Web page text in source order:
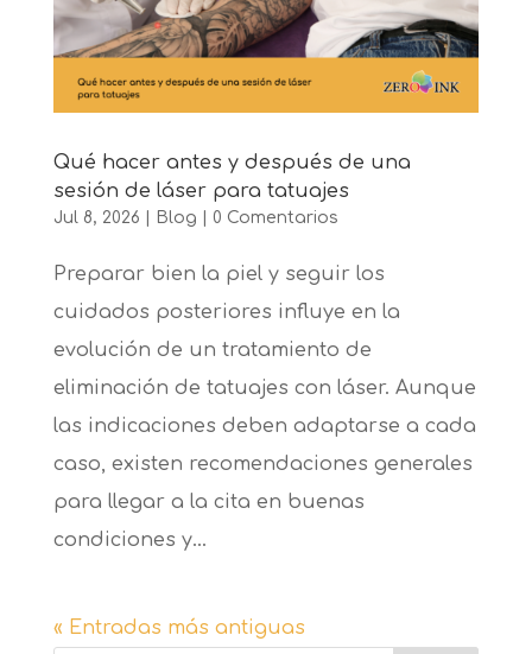
Qué hacer antes y después de una
sesión de láser para tatuajes
Jul 8, 2026 Blog 0 Comentarios
Preparar bien la piel y seguir los
cuidados posteriores influye en la
evolución de un tratamiento de
eliminación de tatuajes con láser. Aunque
las indicaciones deben adaptarse a cada
caso, existen recomendaciones generales
para llegar a la cita en buenas
condiciones y...
« Entradas más antiguas